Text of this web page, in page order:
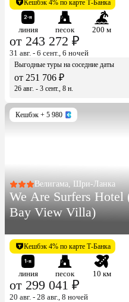
Кешбэк 4% по карте Т-Банка
линия песок 200 м
от 243 272 ₽
31 авг. - 6 сент., 6 ночей
Выгодные туры на соседние даты
от 251 706 ₽
26 авг. - 3 сент., 8 н.
Кешбэк + 5 980
Велигама, Шри-Ланка
We Are Surfers Hotel
Bay View Villa)
Кешбэк 4% по карте Т-Банка
линия песок 10 км
от 299 041 ₽
20 авг. - 28 авг., 8 ночей